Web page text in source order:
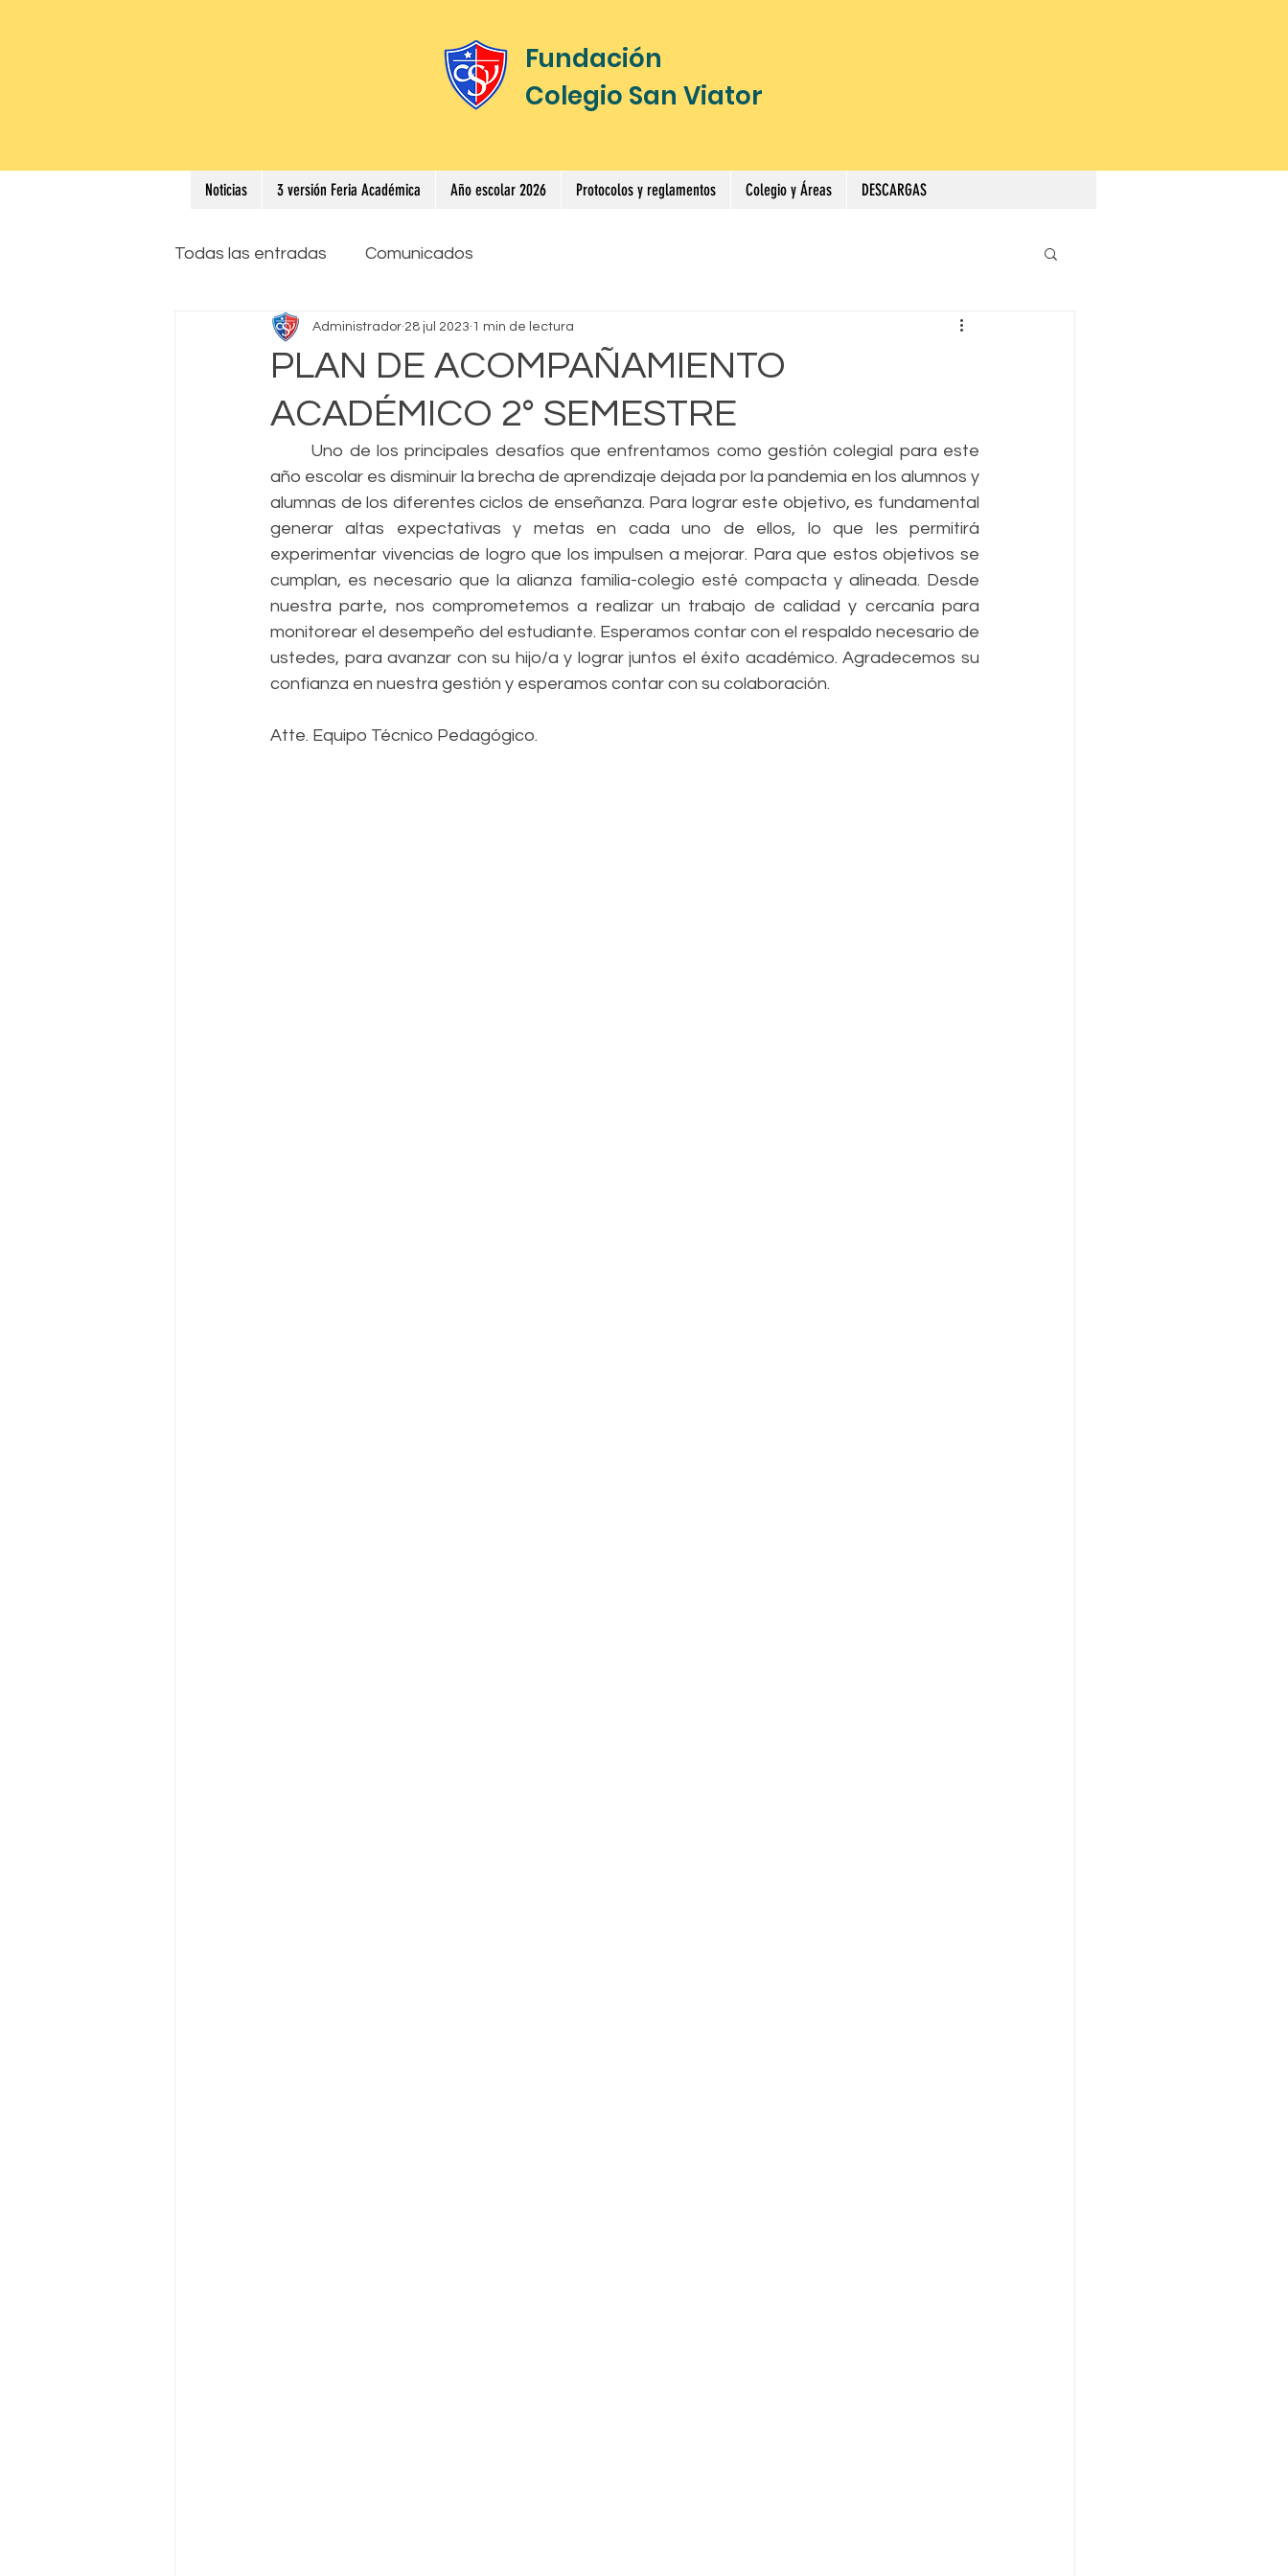
Fundación
Colegio San Viator
Noticias 3 versión Feria Académica Año escolar 2026 Protocolos y reglamentos Colegio y Áreas DESCARGAS
Todas las entradas Comunicados
PLAN DE ACOMPAÑAMIENTO
ACADÉMICO 2° SEMESTRE
Administrador 28 jul 2023 1 min de lectura
año escolar es disminuir la brecha de aprendizaje dejada por la pandemia en los alumnos y
alumnas de los diferentes ciclos de enseñanza. Para lograr este objetivo, es fundamental
generar altas expectativas y metas en cada uno de ellos, lo que les permitirá
experimentar vivencias de logro que los impulsen a mejorar. Para que estos objetivos se
cumplan, es necesario que la alianza familia-colegio esté compacta y alineada. Desde
nuestra parte, nos comprometemos a realizar un trabajo de calidad y cercanía para
monitorear el desempeño del estudiante. Esperamos contar con el respaldo necesario de
ustedes, para avanzar con su hijo/a y lograr juntos el éxito académico. Agradecemos su
confianza en nuestra gestión y esperamos contar con su colaboración.
Atte. Equipo Técnico Pedagógico.